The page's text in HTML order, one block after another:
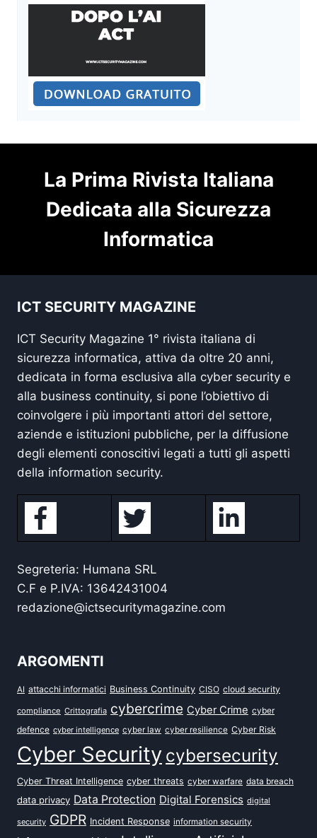
La Prima Rivista Italiana
Dedicata alla Sicurezza
Informatica
ICT SECURITY MAGAZINE
ICT Security Magazine 1° rivista italiana di
sicurezza informatica, attiva da oltre 20 anni,
dedicata in forma esclusiva alla cyber security e
alla business continuity, si pone l’obiettivo di
coinvolgere i più importanti attori del settore,
aziende e istituzioni pubbliche, per la diffusione
degli elementi conoscitivi legati a tutti gli aspetti
della information security.
Segreteria: Humana SRL
C.F e P.IVA: 13642431004
redazione@ictsecuritymagazine.com
ARGOMENTI
AI attacchi informatici Business Continuity CISO cloud security
compliance Crittografia cybercrime Cyber Crime cyber
defence cyber intelligence cyber law cyber resilience Cyber Risk
Cyber Security cybersecurity
Cyber Threat Intelligence cyber threats cyber warfare data breach
data privacy Data Protection Digital Forensics digital
security GDPR Incident Response information security